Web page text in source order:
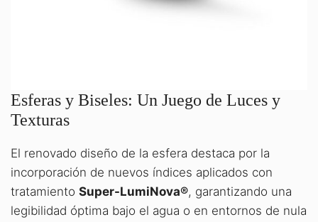
Esferas y Biseles: Un Juego de Luces y
Texturas
El renovado diseño de la esfera destaca por la
incorporación de nuevos índices aplicados con
tratamiento Super-LumiNova®, garantizando una
legibilidad óptima bajo el agua o en entornos de nula